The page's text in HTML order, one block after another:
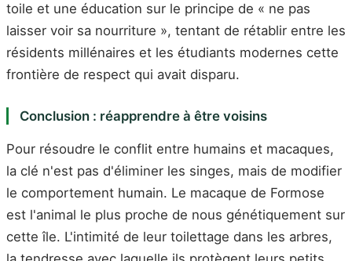
toile et une éducation sur le principe de « ne pas
laisser voir sa nourriture », tentant de rétablir entre les
résidents millénaires et les étudiants modernes cette
frontière de respect qui avait disparu.
Conclusion : réapprendre à être voisins
Pour résoudre le conflit entre humains et macaques,
la clé n'est pas d'éliminer les singes, mais de modifier
le comportement humain. Le macaque de Formose
est l'animal le plus proche de nous génétiquement sur
cette île. L'intimité de leur toilettage dans les arbres,